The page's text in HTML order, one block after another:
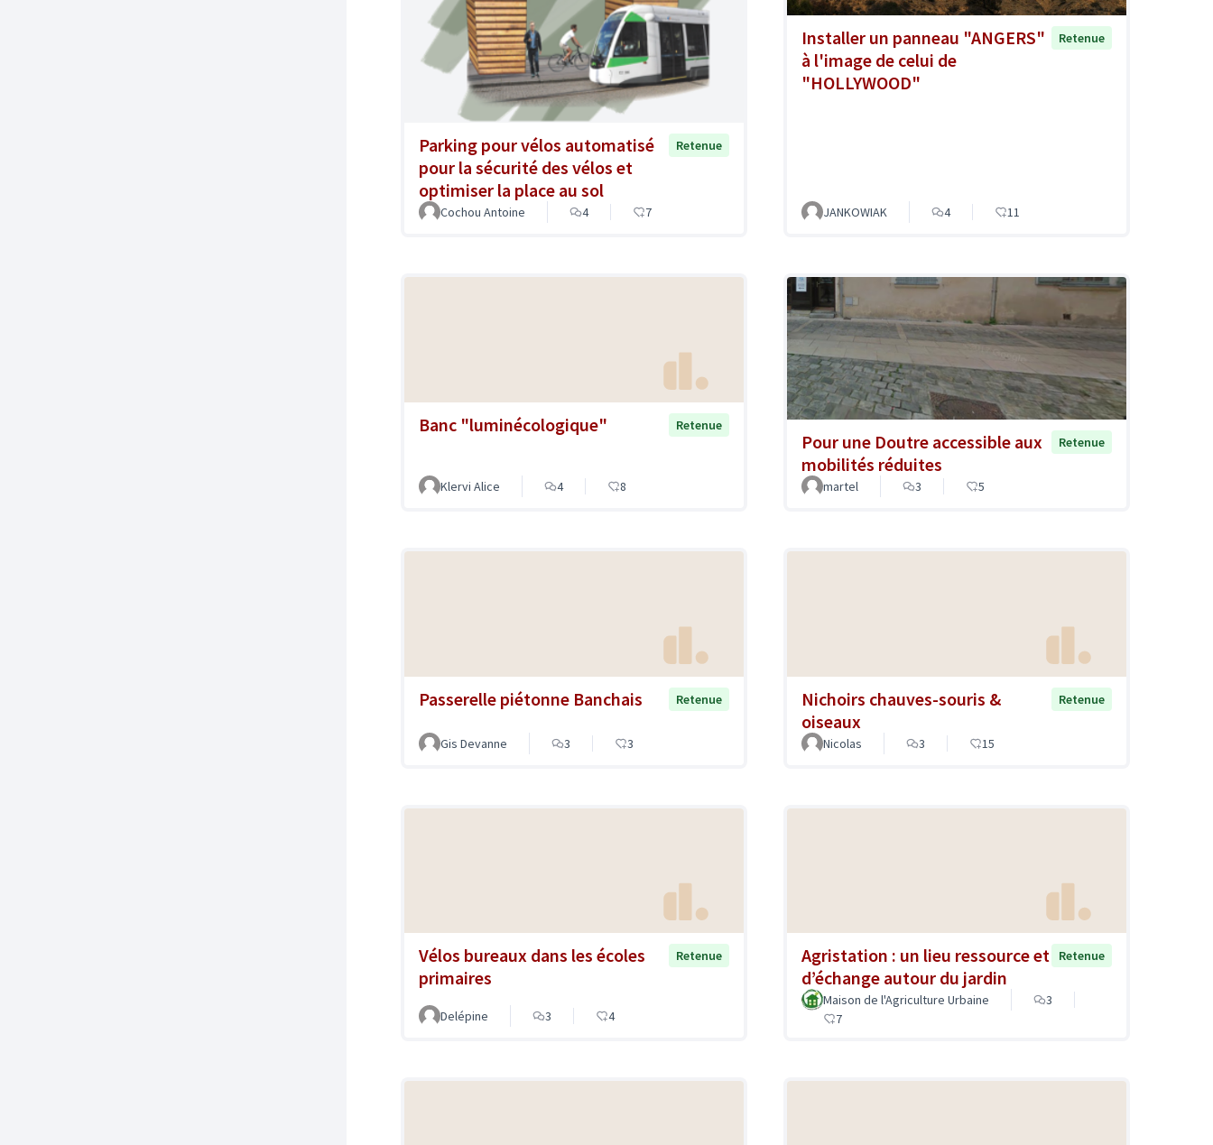
Parking pour vélos automatisé
pour la sécurité des vélos et
optimiser la place au sol
Retenue
Cochou Antoine 4 7
Installer un panneau "ANGERS"
à l'image de celui de
"HOLLYWOOD"
Retenue
JANKOWIAK 4 11
Banc "luminécologique" Retenue
Klervi Alice 4 8
Pour une Doutre accessible aux
mobilités réduites
Retenue
martel 3 5
Passerelle piétonne Banchais Retenue
Gis Devanne 3 3
Nichoirs chauves-souris &
oiseaux
Retenue
Nicolas 3 15
Vélos bureaux dans les écoles
primaires
Retenue
Delépine 3 4
Agristation : un lieu ressource et
d’échange autour du jardin
Retenue
Maison de l'Agriculture Urbaine
3
7